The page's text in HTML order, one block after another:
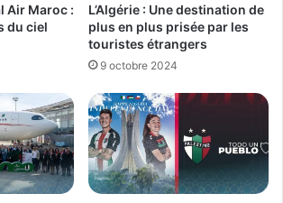
Air Maroc :
du ciel
L’Algérie : Une destination de
plus en plus prisée par les
touristes étrangers
9 octobre 2024